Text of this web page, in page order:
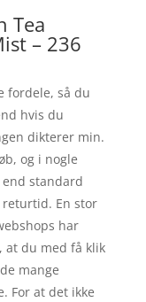
Tea
– 236
fordele, så du
hvis du
dikterer min.
og i nogle
standard
En stor
har
at du med få klik
mange
For at det ikke